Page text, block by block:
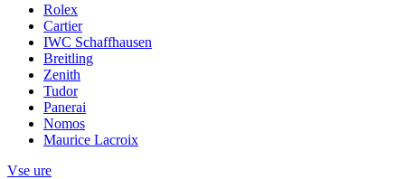
Rolex
Cartier
IWC Schaffhausen
Breitling
Zenith
Tudor
Panerai
Nomos
Maurice Lacroix
Vse ure